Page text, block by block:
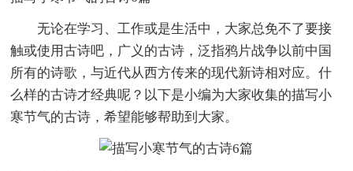
无论在学习、工作或是生活中，大家总免不了要接
触或使用古诗吧，广义的古诗，泛指鸦片战争以前中国
所有的诗歌，与近代从西方传来的现代新诗相对应。什
么样的古诗才经典呢？以下是小编为大家收集的描写小
寒节气的古诗，希望能够帮助到大家。